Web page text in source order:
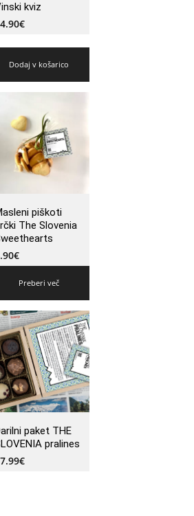
kviz
€
Dodaj v košarico
piškoti
The Slovenia
€
Preberi več
paket THE
pralines
€